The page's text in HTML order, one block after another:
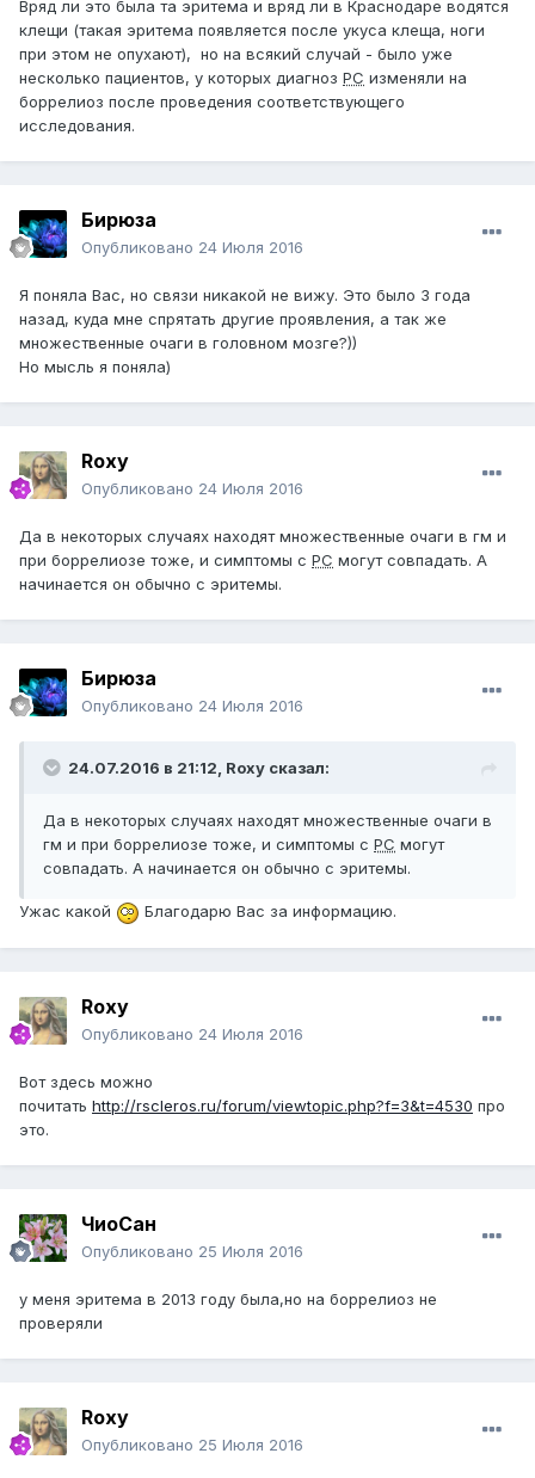
Вряд ли это была та эритема и вряд ли в Краснодаре водятся
клещи (такая эритема появляется после укуса клеща, ноги
при этом не опухают), но на всякий случай - было уже
несколько пациентов, у которых диагноз РС изменяли на
боррелиоз после проведения соответствующего
исследования.
Бирюза
Опубликовано 24 Июля 2016
Я поняла Вас, но связи никакой не вижу. Это было 3 года
назад, куда мне спрятать другие проявления, а так же
множественные очаги в головном мозге?))
Но мысль я поняла)
Roxy
Опубликовано 24 Июля 2016
Да в некоторых случаях находят множественные очаги в гм и
при боррелиозе тоже, и симптомы с РС могут совпадать. А
начинается он обычно с эритемы.
Бирюза
Опубликовано 24 Июля 2016
24.07.2016 в 21:12, Roxy сказал:
Да в некоторых случаях находят множественные очаги в
гм и при боррелиозе тоже, и симптомы с РС могут
совпадать. А начинается он обычно с эритемы.
Ужас какой Благодарю Вас за информацию.
Roxy
Опубликовано 24 Июля 2016
Вот здесь можно
почитать http://rscleros.ru/forum/viewtopic.php?f=3&t=4530 про
это.
ЧиоСан
Опубликовано 25 Июля 2016
у меня эритема в 2013 году была,но на боррелиоз не
проверяли
Roxy
Опубликовано 25 Июля 2016